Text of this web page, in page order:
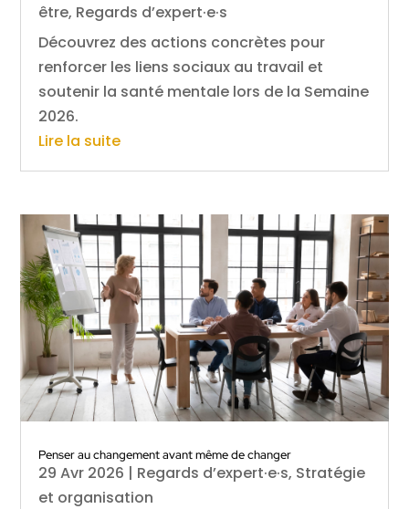
être, Regards d’expert·e·s
Découvrez des actions concrètes pour
renforcer les liens sociaux au travail et
soutenir la santé mentale lors de la Semaine
2026.
Lire la suite
Penser au changement avant même de changer
29 Avr 2026 | Regards d’expert·e·s, Stratégie
et organisation